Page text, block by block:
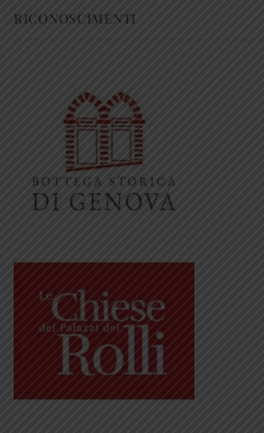
RICONOSCIMENTI